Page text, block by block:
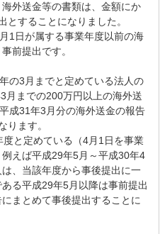
外送金等の書類は、金額にか
とすることになりました。
1日が属する事業年度以前の海
前提出です。
の3月までと定めている法人の
月までの200万円以上の海外送
成31年3月分の海外送金の報告
ります。
と定めている（4月1日を事業
えば平成29年5月～平成30年4
、当該年度から事後提出に一
る平成29年5月以降は事前提出
まとめて事後提出することに